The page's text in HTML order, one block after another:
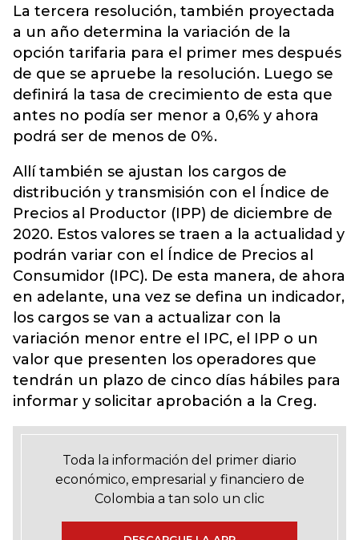
La tercera resolución, también proyectada
a un año determina la variación de la
opción tarifaria para el primer mes después
de que se apruebe la resolución. Luego se
definirá la tasa de crecimiento de esta que
antes no podía ser menor a 0,6% y ahora
podrá ser de menos de 0%.
Allí también se ajustan los cargos de
distribución y transmisión con el Índice de
Precios al Productor (IPP) de diciembre de
2020. Estos valores se traen a la actualidad y
podrán variar con el Índice de Precios al
Consumidor (IPC). De esta manera, de ahora
en adelante, una vez se defina un indicador,
los cargos se van a actualizar con la
variación menor entre el IPC, el IPP o un
valor que presenten los operadores que
tendrán un plazo de cinco días hábiles para
informar y solicitar aprobación a la Creg.
Toda la información del primer diario
económico, empresarial y financiero de
Colombia a tan solo un clic